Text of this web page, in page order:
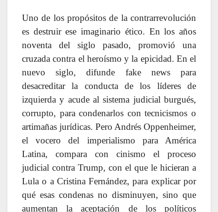
Uno de los propósitos de la contrarrevolución
es destruir ese imaginario ético. En los años
noventa del siglo pasado, promovió una
cruzada contra el heroísmo y la epicidad. En el
nuevo siglo, difunde fake news para
desacreditar la conducta de los líderes de
izquierda y acude al sistema judicial burgués,
corrupto, para condenarlos con tecnicismos o
artimañas jurídicas. Pero Andrés Oppenheimer,
el vocero del imperialismo para América
Latina, compara con cinismo el proceso
judicial contra Trump, con el que le hicieran a
Lula o a Cristina Fernández, para explicar por
qué esas condenas no disminuyen, sino que
aumentan la aceptación de los políticos